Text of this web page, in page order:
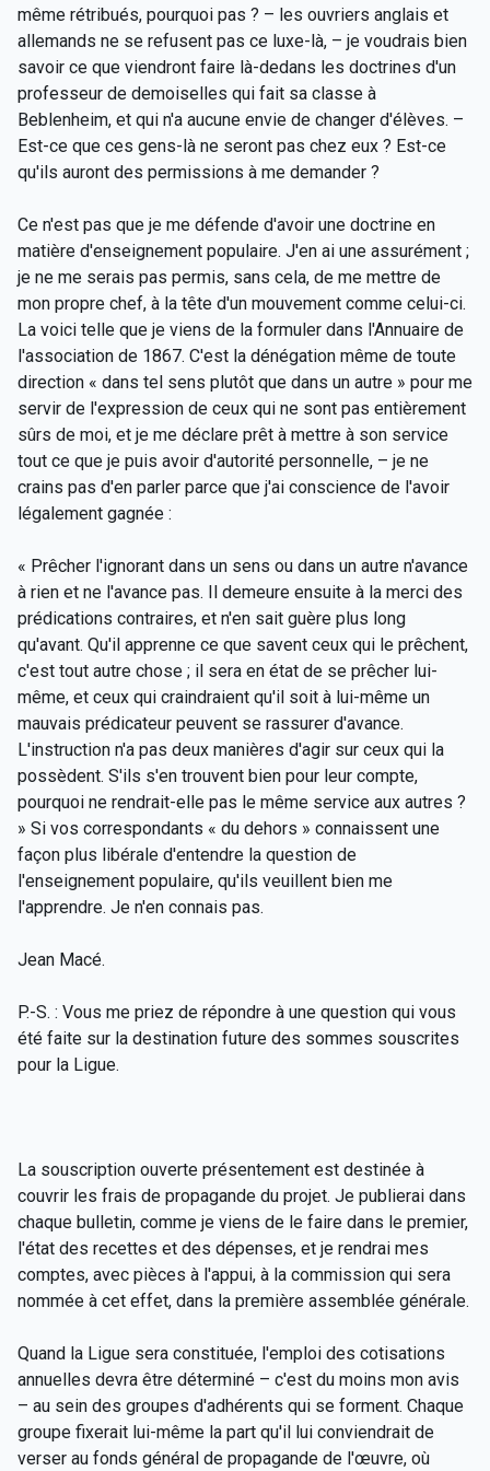
même rétribués, pourquoi pas ? – les ouvriers anglais et
allemands ne se refusent pas ce luxe-là, – je voudrais bien
savoir ce que viendront faire là-dedans les doctrines d'un
professeur de demoiselles qui fait sa classe à
Beblenheim, et qui n'a aucune envie de changer d'élèves. –
Est-ce que ces gens-là ne seront pas chez eux ? Est-ce
qu'ils auront des permissions à me demander ?
Ce n'est pas que je me défende d'avoir une doctrine en
matière d'enseignement populaire. J'en ai une assurément ;
je ne me serais pas permis, sans cela, de me mettre de
mon propre chef, à la tête d'un mouvement comme celui-ci.
La voici telle que je viens de la formuler dans l'Annuaire de
l'association de 1867. C'est la dénégation même de toute
direction « dans tel sens plutôt que dans un autre » pour me
servir de l'expression de ceux qui ne sont pas entièrement
sûrs de moi, et je me déclare prêt à mettre à son service
tout ce que je puis avoir d'autorité personnelle, – je ne
crains pas d'en parler parce que j'ai conscience de l'avoir
légalement gagnée :
« Prêcher l'ignorant dans un sens ou dans un autre n'avance
à rien et ne l'avance pas. Il demeure ensuite à la merci des
prédications contraires, et n'en sait guère plus long
qu'avant. Qu'il apprenne ce que savent ceux qui le prêchent,
c'est tout autre chose ; il sera en état de se prêcher lui-
même, et ceux qui craindraient qu'il soit à lui-même un
mauvais prédicateur peuvent se rassurer d'avance.
L'instruction n'a pas deux manières d'agir sur ceux qui la
possèdent. S'ils s'en trouvent bien pour leur compte,
pourquoi ne rendrait-elle pas le même service aux autres ?
» Si vos correspondants « du dehors » connaissent une
façon plus libérale d'entendre la question de
l'enseignement populaire, qu'ils veuillent bien me
l'apprendre. Je n'en connais pas.
Jean Macé.
P.-S. : Vous me priez de répondre à une question qui vous
été faite sur la destination future des sommes souscrites
pour la Ligue.
La souscription ouverte présentement est destinée à
couvrir les frais de propagande du projet. Je publierai dans
chaque bulletin, comme je viens de le faire dans le premier,
l'état des recettes et des dépenses, et je rendrai mes
comptes, avec pièces à l'appui, à la commission qui sera
nommée à cet effet, dans la première assemblée générale.
Quand la Ligue sera constituée, l'emploi des cotisations
annuelles devra être déterminé – c'est du moins mon avis
– au sein des groupes d'adhérents qui se forment. Chaque
groupe fixerait lui-même la part qu'il lui conviendrait de
verser au fonds général de propagande de l'œuvre, où